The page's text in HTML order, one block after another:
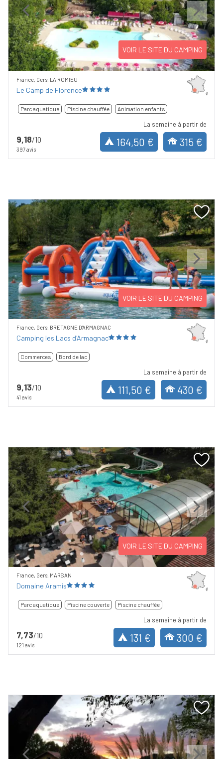
Previous Next
VOIR LE SITE DU CAMPING
France, Gers, LA ROMIEU
Le Camp de Florence
Parc aquatique Piscine chauffée Animation enfants
9,18/10
397 avis
La semaine à partir de
164,50 € 315 €
Previous Next
VOIR LE SITE DU CAMPING
France, Gers, BRETAGNE D'ARMAGNAC
Camping les Lacs d'Armagnac
Commerces Bord de lac
9,13/10
41 avis
La semaine à partir de
111,50 € 430 €
Previous Next
VOIR LE SITE DU CAMPING
France, Gers, MARSAN
Domaine Aramis
Parc aquatique Piscine couverte Piscine chauffée
7,73/10
121 avis
La semaine à partir de
131 € 300 €